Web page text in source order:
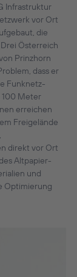
Infrastruktur
vor Ort
die
Österreich
Prinzhorn
dass er
Funknetz-
100 Meter
erreichen
Freigelände
direkt vor Ort
Altpapier-
und
Optimierung